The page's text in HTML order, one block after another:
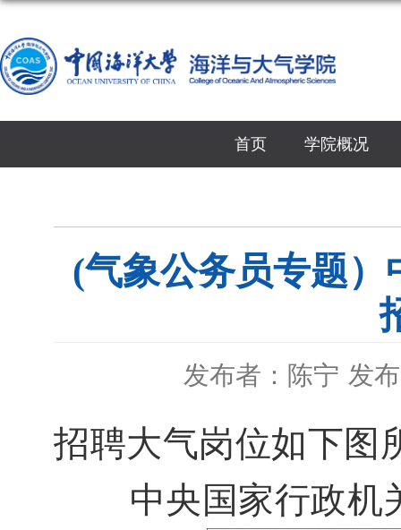
首页 学院概况
(气象公务员专题）
发布者：陈宁 发
招聘大气岗位如下图
中央国家行政机